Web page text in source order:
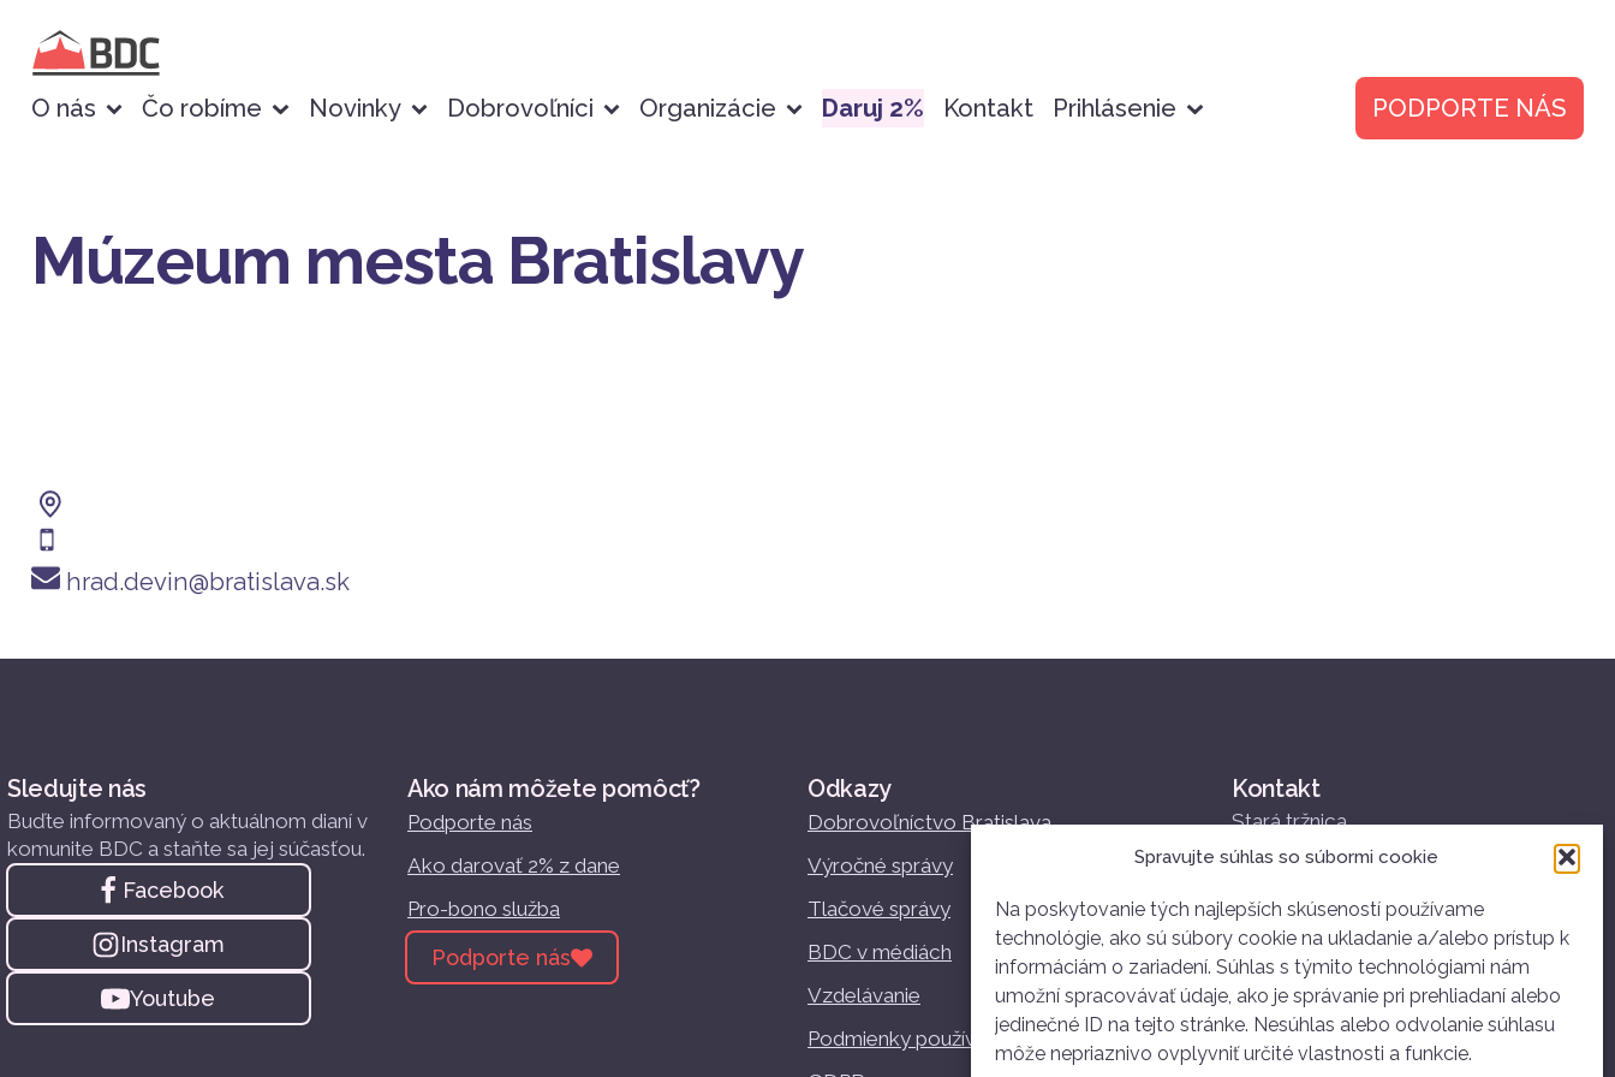
Spravujte súhlas so súbormi cookie
Na poskytovanie tých najlepších skúseností používame
technológie, ako sú súbory cookie na ukladanie a/alebo prístup k
informáciám o zariadení. Súhlas s týmito technológiami nám
umožní spracovávať údaje, ako je správanie pri prehliadaní alebo
jedinečné ID na tejto stránke. Nesúhlas alebo odvolanie súhlasu
môže nepriaznivo ovplyvniť určité vlastnosti a funkcie.
O nás Čo robíme Novinky Dobrovoľníci Organizácie Daruj 2% Kontakt Prihlásenie PODPORTE NÁS
Múzeum mesta Bratislavy
hrad.devin@bratislava.sk
Sledujte nás
Buďte informovaný o aktuálnom dianí v
komunite BDC a staňte sa jej súčasťou.
Facebook
Instagram
Youtube
Ako nám môžete pomôcť?
Podporte nás
Ako darovať 2% z dane
Pro-bono služba
Podporte nás
Odkazy
Dobrovoľníctvo Bratislava
Výročné správy
Tlačové správy
BDC v médiách
Vzdelávanie
Podmienky používania
Kontakt
Stará tržnica
Nám. SNP 25
+421 907 834 314
ahoj@dobrovolnictvoba.sk